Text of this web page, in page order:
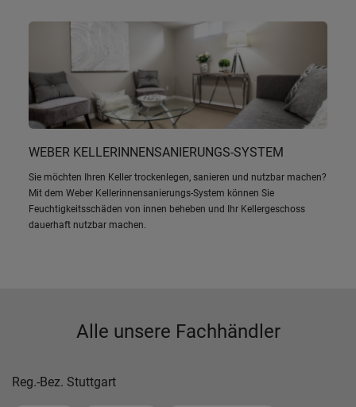
WEBER KELLERINNENSANIERUNGS-SYSTEM
Sie möchten Ihren Keller trockenlegen, sanieren und nutzbar machen?
Mit dem Weber Kellerinnensanierungs-System können Sie
Feuchtigkeitsschäden von innen beheben und Ihr Kellergeschoss
dauerhaft nutzbar machen.
Alle unsere Fachhändler
Reg.-Bez. Stuttgart